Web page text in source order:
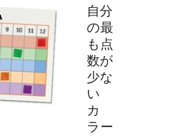
自分
の最
も点
数が
少な
い
カ
ラー